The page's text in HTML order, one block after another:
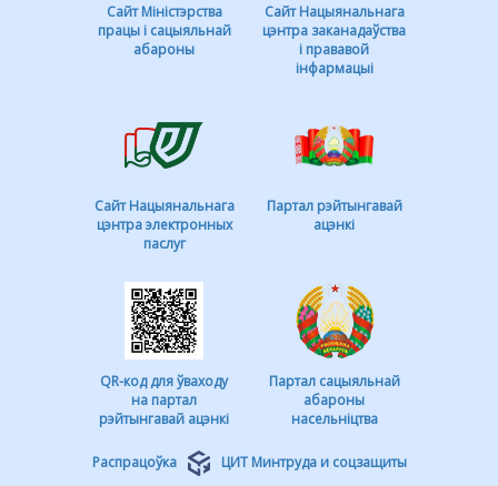
Сайт Міністэрства
працы і сацыяльнай
абароны
Сайт Нацыянальнага
цэнтра заканадаўства
і прававой
інфармацыі
Сайт Нацыянальнага
цэнтра электронных
паслуг
Партал рэйтынгавай
ацэнкі
QR-код для ўваходу
на партал
рэйтынгавай ацэнкі
Партал сацыяльнай
абароны
насельніцтва
Распрацоўка ЦИТ Минтруда и соцзащиты